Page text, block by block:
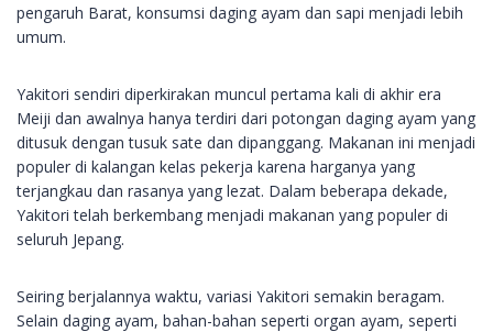
pengaruh Barat, konsumsi daging ayam dan sapi menjadi lebih
umum.
Yakitori sendiri diperkirakan muncul pertama kali di akhir era
Meiji dan awalnya hanya terdiri dari potongan daging ayam yang
ditusuk dengan tusuk sate dan dipanggang. Makanan ini menjadi
populer di kalangan kelas pekerja karena harganya yang
terjangkau dan rasanya yang lezat. Dalam beberapa dekade,
Yakitori telah berkembang menjadi makanan yang populer di
seluruh Jepang.
Seiring berjalannya waktu, variasi Yakitori semakin beragam.
Selain daging ayam, bahan-bahan seperti organ ayam, seperti